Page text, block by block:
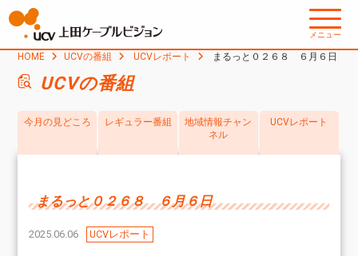
メニュー
HOME UCVの番組 UCVレポート まるっと０２６８ ６月６日
UCVの番組
今月の見どころ レギュラー番組
地域情報チャン
ネル
UCVレポート
まるっと０２６８ ６月６日
2025.06.06 UCVレポート